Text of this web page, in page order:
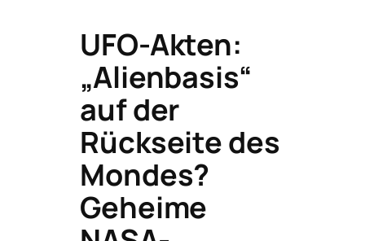
UFO-Akten:
„Alienbasis“
auf der
Rückseite des
Mondes?
Geheime